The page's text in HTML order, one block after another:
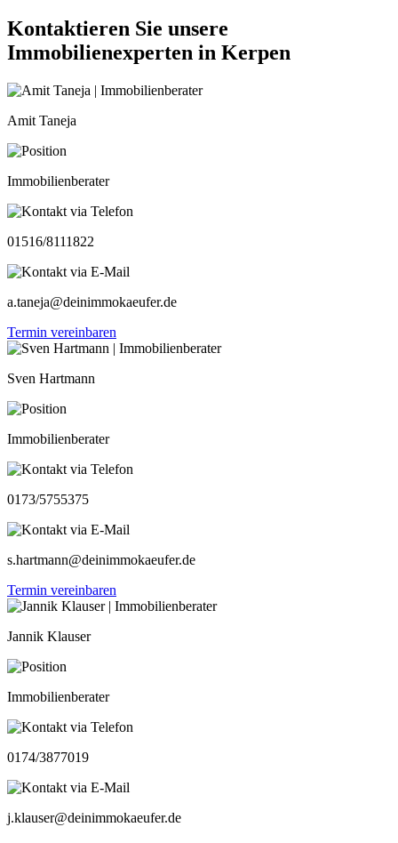
Kontaktieren Sie unsere
Immobilienexperten in Kerpen
Amit Taneja
Immobilienberater
01516/8111822
a.taneja@deinimmokaeufer.de
Termin vereinbaren
Sven Hartmann
Immobilienberater
0173/5755375
s.hartmann@deinimmokaeufer.de
Termin vereinbaren
Jannik Klauser
Immobilienberater
0174/3877019
j.klauser@deinimmokaeufer.de